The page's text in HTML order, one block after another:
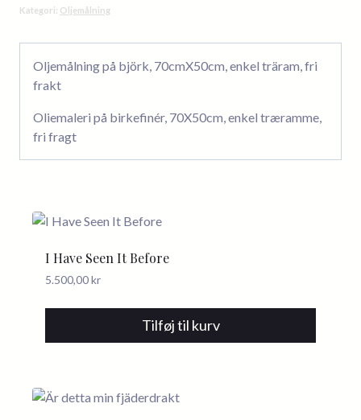
Kategori: Oljemålning
Oljemålning på björk, 70cmX50cm, enkel träram, fri
frakt
Oliemaleri på birkefinér, 70X50cm, enkel træramme,
fri fragt
I Have Seen It Before
5.500,00kr
Tilføj til kurv